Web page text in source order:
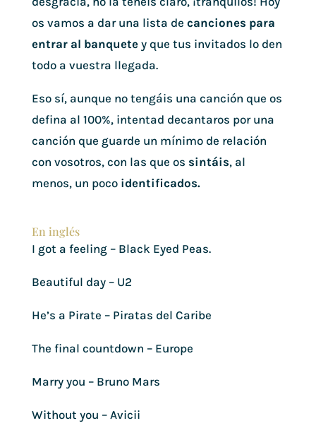
os vamos a dar una lista de canciones para
entrar al banquete y que tus invitados lo den
todo a vuestra llegada.
Eso sí, aunque no tengáis una canción que os
defina al 100%, intentad decantaros por una
canción que guarde un mínimo de relación
con vosotros, con las que os sintáis, al
menos, un poco identificados.
En inglés
I got a feeling – Black Eyed Peas.
Beautiful day – U2
He’s a Pirate – Piratas del Caribe
The final countdown – Europe
Marry you – Bruno Mars
Without you – Avicii